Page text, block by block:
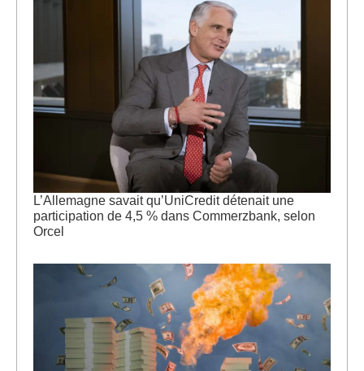
L’Allemagne savait qu’UniCredit détenait une
participation de 4,5 % dans Commerzbank, selon
Orcel